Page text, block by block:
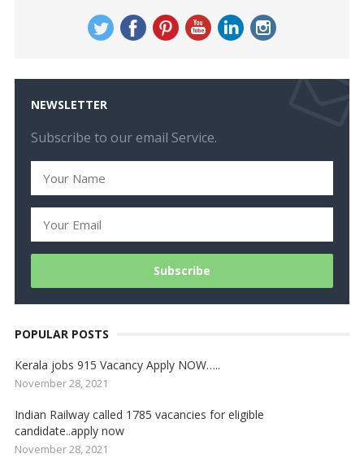
NEWSLETTER
Subscribe to our email Service.
POPULAR POSTS
Kerala jobs 915 Vacancy Apply NOW…..
November 28, 2021
Indian Railway called 1785 vacancies for eligible
candidate..apply now
November 28, 2021